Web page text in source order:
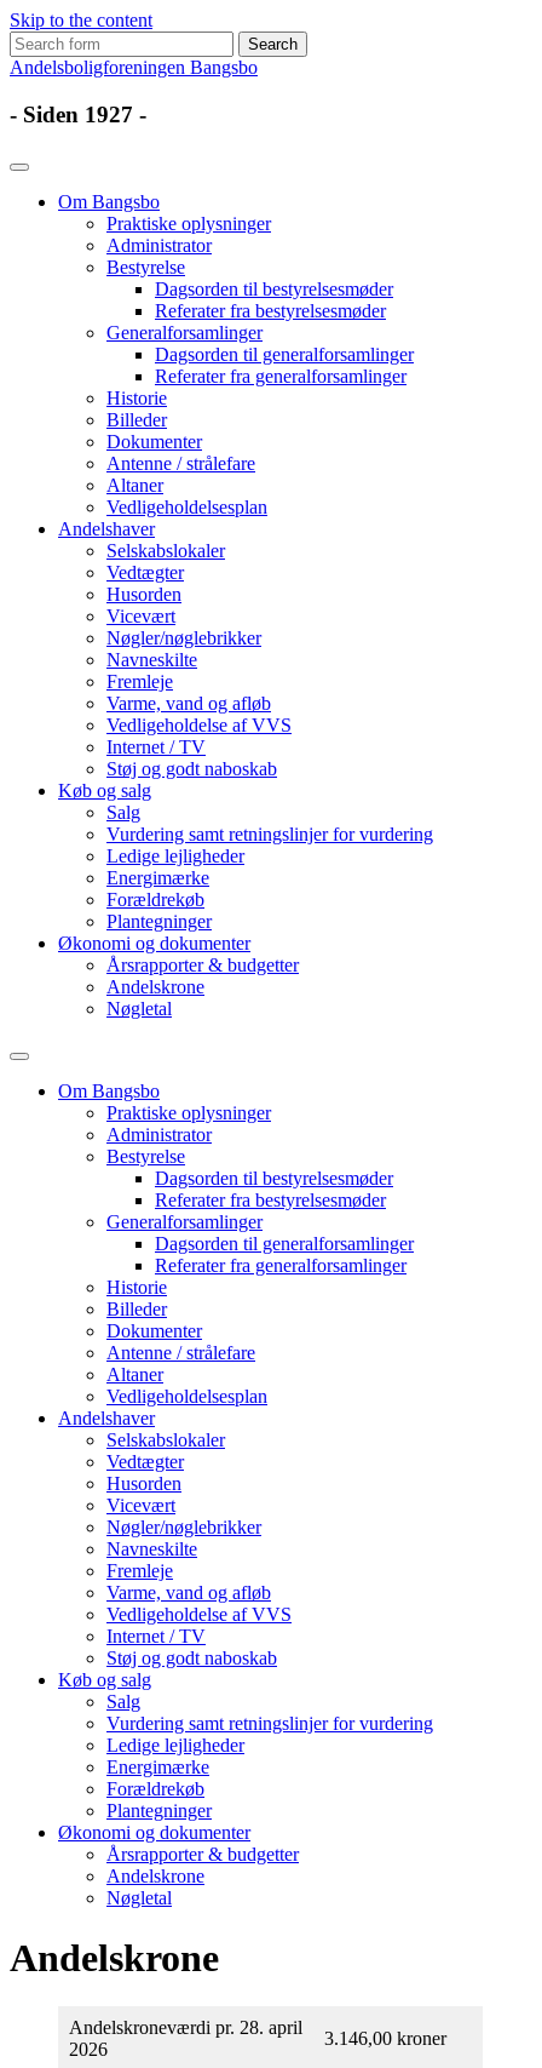
Skip to the content
Search
for:
Andelsboligforeningen Bangsbo
- Siden 1927 -
Om Bangsbo
Praktiske oplysninger
Administrator
Bestyrelse
Dagsorden til bestyrelsesmøder
Referater fra bestyrelsesmøder
Generalforsamlinger
Dagsorden til generalforsamlinger
Referater fra generalforsamlinger
Historie
Billeder
Dokumenter
Antenne / strålefare
Altaner
Vedligeholdelsesplan
Andelshaver
Selskabslokaler
Vedtægter
Husorden
Vicevært
Nøgler/nøglebrikker
Navneskilte
Fremleje
Varme, vand og afløb
Vedligeholdelse af VVS
Internet / TV
Støj og godt naboskab
Køb og salg
Salg
Vurdering samt retningslinjer for vurdering
Ledige lejligheder
Energimærke
Forældrekøb
Plantegninger
Økonomi og dokumenter
Årsrapporter & budgetter
Andelskrone
Nøgletal
Toggle
search
field
Om Bangsbo
Praktiske oplysninger
Administrator
Bestyrelse
Dagsorden til bestyrelsesmøder
Referater fra bestyrelsesmøder
Generalforsamlinger
Dagsorden til generalforsamlinger
Referater fra generalforsamlinger
Historie
Billeder
Dokumenter
Antenne / strålefare
Altaner
Vedligeholdelsesplan
Andelshaver
Selskabslokaler
Vedtægter
Husorden
Vicevært
Nøgler/nøglebrikker
Navneskilte
Fremleje
Varme, vand og afløb
Vedligeholdelse af VVS
Internet / TV
Støj og godt naboskab
Køb og salg
Salg
Vurdering samt retningslinjer for vurdering
Ledige lejligheder
Energimærke
Forældrekøb
Plantegninger
Økonomi og dokumenter
Årsrapporter & budgetter
Andelskrone
Nøgletal
Andelskrone
Andelskroneværdi pr. 28. april
2026
3.146,00 kroner